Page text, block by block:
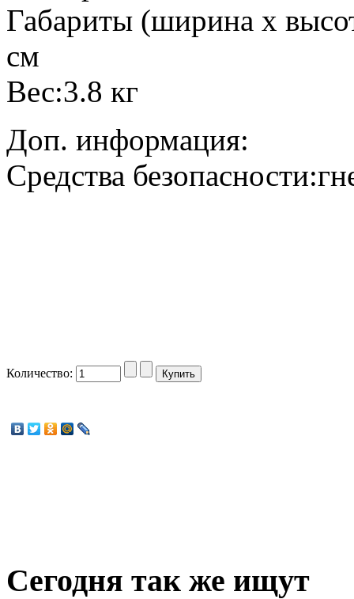
Габариты (ширина х
см
Вес:3.8 кг
Доп. информация:
Средства
Количество:
Сегодня так же ищут